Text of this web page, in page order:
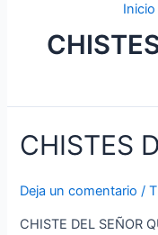
Inicio
CHISTES
Deja un comentario /
CHISTE DEL SEÑOR